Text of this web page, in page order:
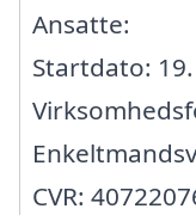
Ansatte:
Startdato:
CVR: